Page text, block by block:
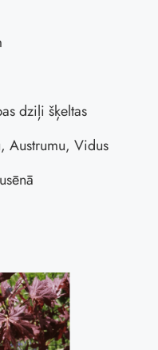
dziļi šķeltas
Austrumu, Vidus